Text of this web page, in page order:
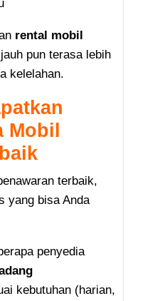
rental mobil
pun terasa lebih
kelelahan.
Mobil
terbaik,
yang bisa Anda
penyedia
kebutuhan (harian,